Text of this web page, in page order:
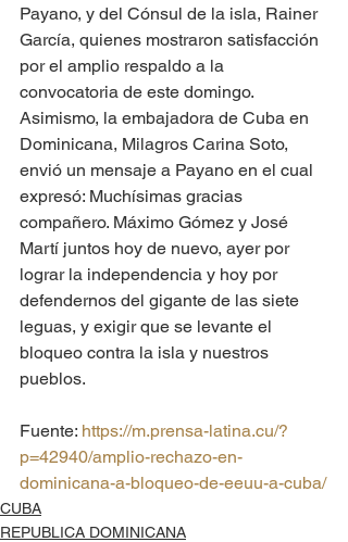
Payano, y del Cónsul de la isla, Rainer
García, quienes mostraron satisfacción
por el amplio respaldo a la
convocatoria de este domingo.
Asimismo, la embajadora de Cuba en
Dominicana, Milagros Carina Soto,
envió un mensaje a Payano en el cual
expresó: Muchísimas gracias
compañero. Máximo Gómez y José
Martí juntos hoy de nuevo, ayer por
lograr la independencia y hoy por
defendernos del gigante de las siete
leguas, y exigir que se levante el
bloqueo contra la isla y nuestros
pueblos.
Fuente: https://m.prensa-latina.cu/?
p=42940/amplio-rechazo-en-
dominicana-a-bloqueo-de-eeuu-a-cuba/
CUBA
REPUBLICA DOMINICANA